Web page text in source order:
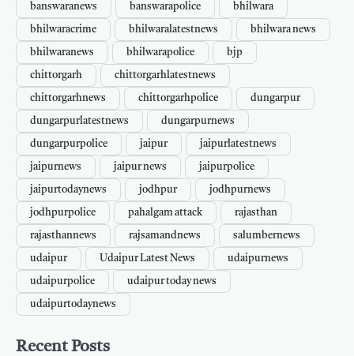
banswaranews banswarapolice bhilwara
bhilwaracrime bhilwaralatestnews bhilwara news
bhilwaranews bhilwarapolice bjp
chittorgarh chittorgarhlatestnews
chittorgarhnews chittorgarhpolice dungarpur
dungarpurlatestnews dungarpurnews
dungarpurpolice jaipur jaipurlatestnews
jaipurnews jaipur news jaipurpolice
jaipurtodaynews jodhpur jodhpurnews
jodhpurpolice pahalgam attack rajasthan
rajasthannews rajsamandnews salumbernews
udaipur Udaipur Latest News udaipurnews
udaipurpolice udaipur today news
udaipurtodaynews
Recent Posts